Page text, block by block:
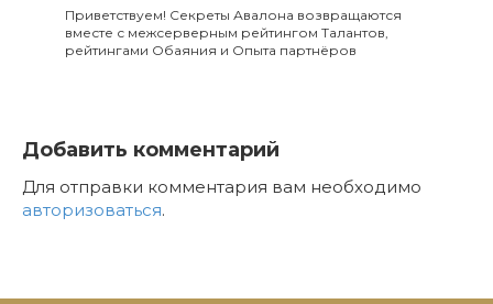
Приветствуем! Секреты Авалона возвращаются
вместе с межсерверным рейтингом Талантов,
рейтингами Обаяния и Опыта партнёров
Добавить комментарий
Для отправки комментария вам необходимо
авторизоваться.